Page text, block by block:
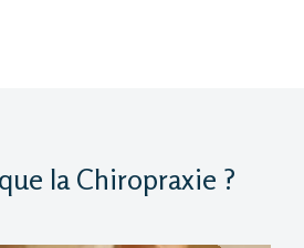
la Chiropraxie ?